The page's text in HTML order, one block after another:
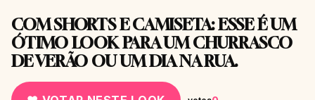
COM SHORTS E CAMISETA: ESSE É UM
ÓTIMO LOOK PARA UM CHURRASCO
DE VERÃO OU UM DIA NA RUA.